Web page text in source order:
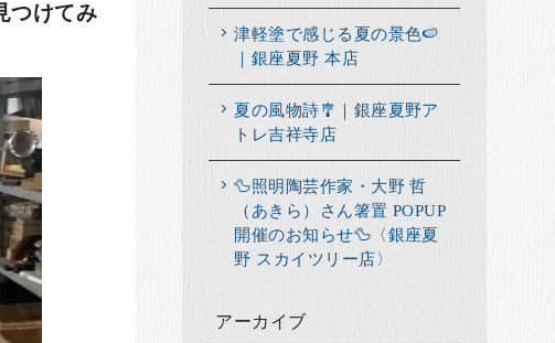
つけてみ
津軽塗で感じる夏の景色🍉
｜銀座夏野 本店
夏の風物詩🎐｜銀座夏野ア
トレ吉祥寺店
🦆照明陶芸作家・大野 哲
（あきら）さん箸置 POPUP
開催のお知らせ🦆〈銀座夏
野 スカイツリー店〉
アーカイブ